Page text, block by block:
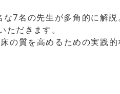
7名の先生が多角的に解説
ただきます。
の質を高めるための実践的